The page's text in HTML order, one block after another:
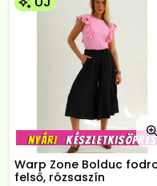
Warp Zone Bolduc
felső, rózsaszín